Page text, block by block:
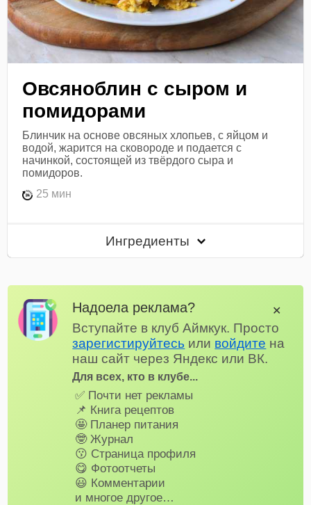
Овсяноблин с сыром и
помидорами
Блинчик на основе овсяных хлопьев, с яйцом и
водой, жарится на сковороде и подается с
начинкой, состоящей из твёрдого сыра и
помидоров.
25 мин
Ингредиенты
Надоела реклама?
Вступайте в клуб Аймкук. Просто
зарегистируйтесь или войдите на
наш сайт через Яндекс или ВК.
Для всех, кто в клубе...
✅ Почти нет рекламы
📌 Книга рецептов
🤩 Планер питания
🤓 Журнал
😗 Страница профиля
😋 Фотоотчеты
😃 Комментарии
и многое другое…
✕